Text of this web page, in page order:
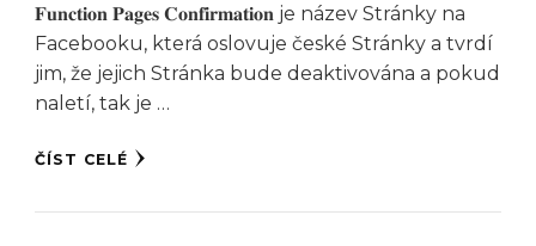
𝐅𝐮𝐧𝐜𝐭𝐢𝐨𝐧 𝐏𝐚𝐠𝐞𝐬 𝐂𝐨𝐧𝐟𝐢𝐫𝐦𝐚𝐭𝐢𝐨𝐧 je název Stránky na
Facebooku, která oslovuje české Stránky a tvrdí
jim, že jejich Stránka bude deaktivována a pokud
naletí, tak je …
ČÍST CELÉ